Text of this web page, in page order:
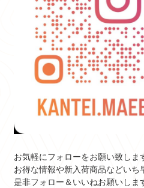
お気軽にフォローをお願い致しま
お得な情報や新入荷商品などいち
是非フォロー＆いいねお願いしま